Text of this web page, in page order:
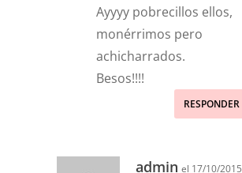
Ayyyy pobrecillos ellos,
monérrimos pero
achicharrados.
Besos!!!!
RESPONDER
admin el 17/10/2015